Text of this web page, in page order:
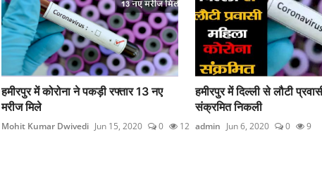
हमीरपुर में कोरोना ने पकड़ी रफ्तार 13 नए
मरीज मिले
Mohit Kumar Dwivedi Jun 15, 2020 0 12
हमीरपुर में दिल्ली से लौटी
संक्रमित निकली
admin Jun 6, 2020 0 9